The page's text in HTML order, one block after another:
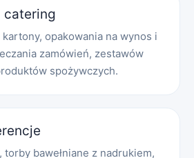
catering
opakowania na wynos i
zamówień, zestawów
spożywczych.
bawełniane z nadrukiem,